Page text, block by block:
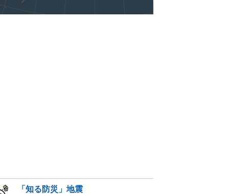
「知る防災」地震